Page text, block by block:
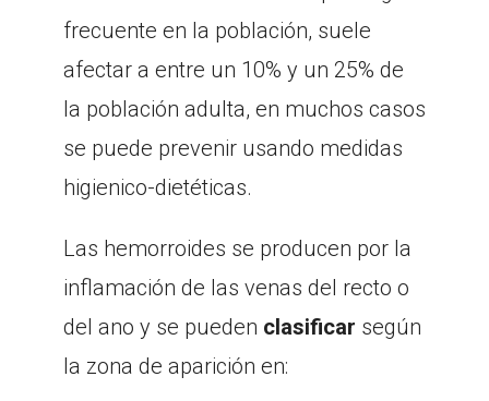
frecuente en la población, suele
afectar a entre un 10% y un 25% de
la población adulta, en muchos casos
se puede prevenir usando medidas
higienico-dietéticas.
Las hemorroides se producen por la
inflamación de las venas del recto o
del ano y se pueden clasificar según
la zona de aparición en: